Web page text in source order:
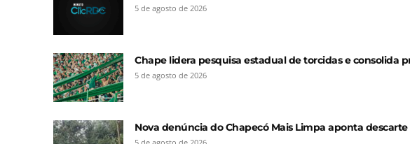
5 de agosto de 2026
Chape lidera pesquisa estadual de torcidas e consolida
5 de agosto de 2026
Nova denúncia do Chapecó Mais Limpa aponta